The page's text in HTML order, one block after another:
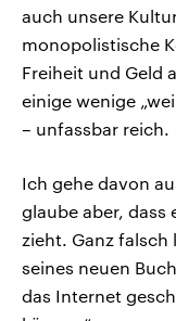
auch unsere
monopolistische
Freiheit und Geld
einige wenige
– unfassbar reich.
Ich gehe davon
glaube aber, dass
zieht. Ganz
seines neuen
das Internet